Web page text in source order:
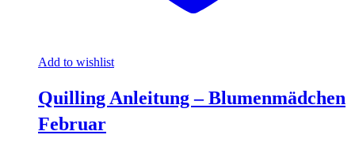
Add to wishlist
Quilling Anleitung – Blumenmädchen
Februar